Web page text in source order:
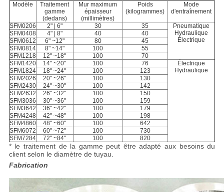
Modèle
Traitement
gamme
(dedans)
Mur maximum
épaisseur
(millimètres)
Poids
(kilogrammes)
Mode
d'entraînement
SFM0206 2" | 6" 30 35
Pneumatique
Hydraulique
Électrique
SFM0408 4" | 8" 40
40
SFM0612
6" ~12" 80
45
SFM0814
8" ~14" 100
55
SFM1218
12" ~18" 100
70
SFM1420
14" ~20" 100 76
Électrique
Hydraulique
SFM1824 18" ~24" 100
123
SFM2026
20" ~26" 100
130
SFM2430
24" ~30" 100
142
SFM2632
26" ~32" 100
150
SFM3036
30" ~36" 100
159
SFM3642
36" ~42" 100
179
SFM4248
42" ~48" 100
198
SFM4860
48" ~60" 100
642
SFM6072
60" ~72" 100
730
SFM7284
72" ~84" 100 820
* le traitement de la gamme peut être adapté aux besoins du
client selon le diamètre de tuyau.
Fabrication